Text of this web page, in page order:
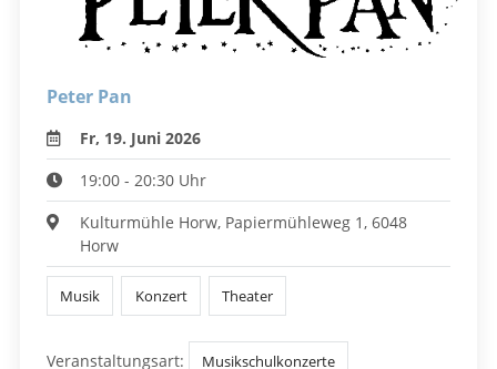
Peter Pan
Fr, 19. Juni 2026
19:00 - 20:30 Uhr
Kulturmühle Horw, Papiermühleweg 1, 6048
Horw
Musik Konzert Theater
Veranstaltungsart: Musikschulkonzerte